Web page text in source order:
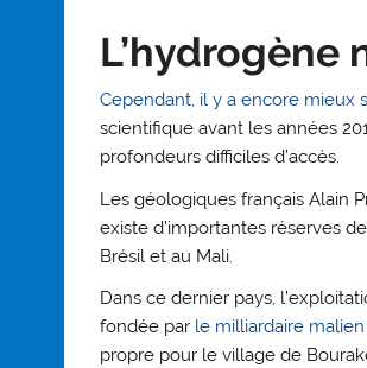
Cependant, il y a encore mieux
scientifique avant les années
profondeurs difficiles d’accès.
Les géologiques français Alain
existe d’importantes réserves
Brésil et au Mali.
Dans ce dernier pays,
fondée par le milliardaire
propre pour le village de